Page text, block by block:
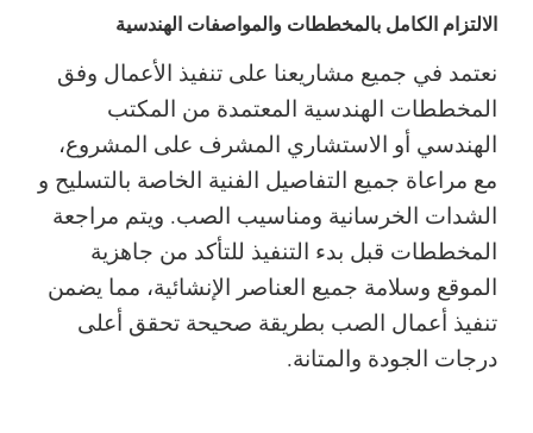
الالتزام الكامل بالمخططات والمواصفات الهندسية
نعتمد في جميع مشاريعنا على تنفيذ الأعمال وفق
المخططات الهندسية المعتمدة من المكتب
الهندسي أو الاستشاري المشرف على المشروع،
مع مراعاة جميع التفاصيل الفنية الخاصة بالتسليح و
الشدات الخرسانية ومناسيب الصب. ويتم مراجعة
المخططات قبل بدء التنفيذ للتأكد من جاهزية
الموقع وسلامة جميع العناصر الإنشائية، مما يضمن
تنفيذ أعمال الصب بطريقة صحيحة تحقق أعلى
درجات الجودة والمتانة.